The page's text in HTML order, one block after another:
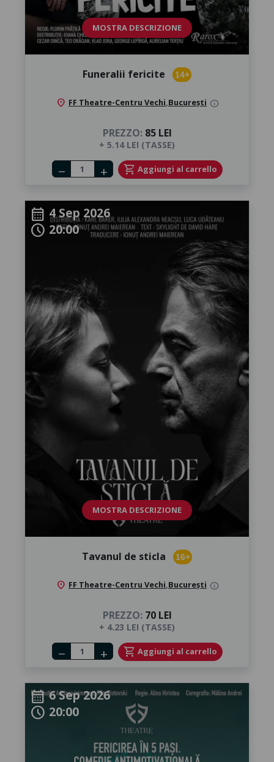
MOSTRA DESCRIZIONE
Funeralii fericite 14+
location_on FF Theatre-Centru Vechi,București info
PREZZO:85 LEI
+ 5.14 LEI (TASSE)
Number of tickets
remove add shopping_cart Aggiungi al carrello
calendar_month 4 Sep 2026
schedule 20:00
MOSTRA DESCRIZIONE
Tavanul de sticla 16+
location_on FF Theatre-Centru Vechi,București info
PREZZO:70 LEI
+ 4.23 LEI (TASSE)
Number of tickets
remove add shopping_cart Aggiungi al carrello
calendar_month6 Sep 2026
schedule 20:00